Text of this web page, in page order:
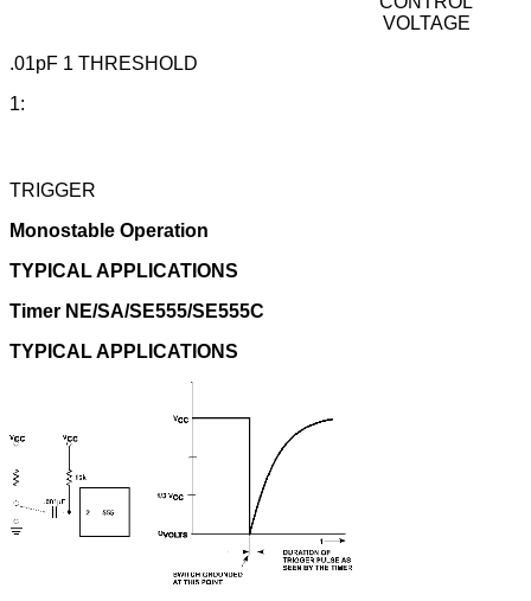
VOLTAGE
.01pF 1 THRESHOLD
1:
TRIGGER
Monostable Operation
TYPICAL APPLICATIONS
Timer NE/SA/SE555/SE555C
TYPICAL APPLICATIONS